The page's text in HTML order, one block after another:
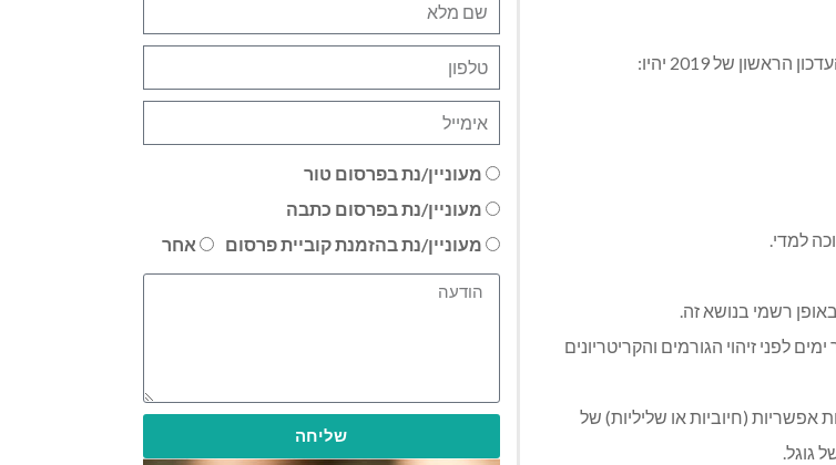
למדי.
רשמי בנושא זה.
לפני זיהוי הגורמים והקריטריונים
אפשריות (חיוביות או שליליות) של
מעוניין/נת בפרסום טור
מעוניין/נת בפרסום כתבה
מעוניין/נת בהזמנת קוביית פרסום
אחר
שליחה